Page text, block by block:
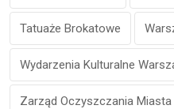
Tatuaże Brokatowe
Wydarzenia Kulturalne
Zarząd Oczyszczania Miasta